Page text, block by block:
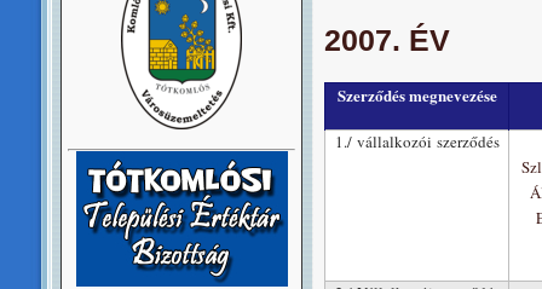
2007. ÉV
Szerződés megnevezése
1./ vállalkozói szerződés